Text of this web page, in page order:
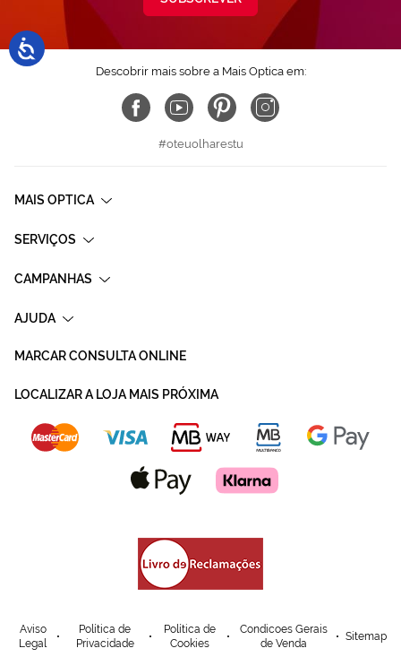
Descobrir mais sobre a Mais Optica em:
#oteuolharestu
MAIS OPTICA
SERVIÇOS
CAMPANHAS
AJUDA
MARCAR CONSULTA ONLINE
LOCALIZAR A LOJA MAIS PRÓXIMA
Aviso
Legal
Política de
Privacidade
Política de
Cookies
Condicoes Gerais
de Venda
Sitemap